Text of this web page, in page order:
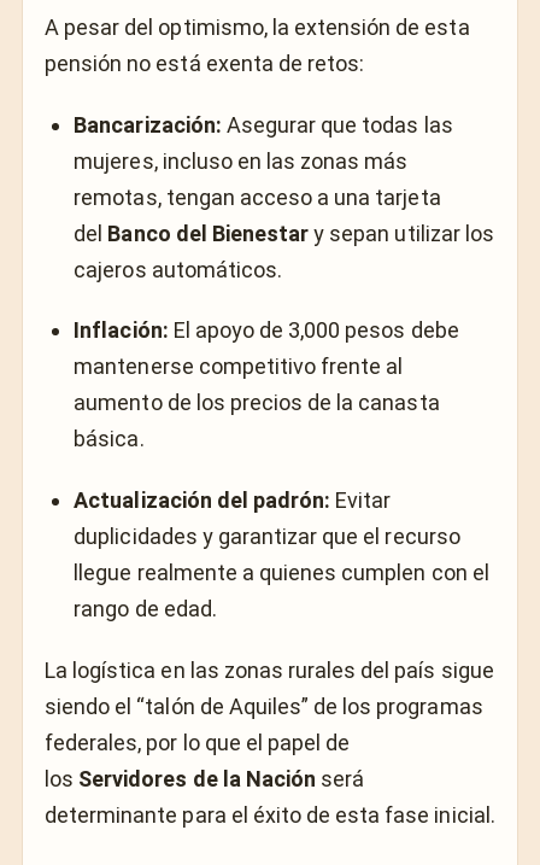
A pesar del optimismo, la extensión de esta
pensión no está exenta de retos:
Bancarización: Asegurar que todas las
mujeres, incluso en las zonas más
remotas, tengan acceso a una tarjeta
del Banco del Bienestary sepan utilizar los
cajeros automáticos.
Inflación: El apoyo de 3,000 pesos debe
mantenerse competitivo frente al
aumento de los precios de la canasta
básica.
Actualización del padrón: Evitar
duplicidades y garantizar que el recurso
llegue realmente a quienes cumplen con el
rango de edad.
La logística en las zonas rurales del país sigue
siendo el “talón de Aquiles” de los programas
federales, por lo que el papel de
los Servidores de la Nación será
determinante para el éxito de esta fase inicial.